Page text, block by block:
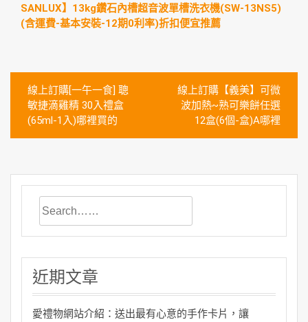
SANLUX】13kg鑽石內槽超音波單槽洗衣機(SW-13NS5)
(含運費-基本安裝-12期0利率)折扣便宜推薦
文
章
導
線上訂購[一午一食] 聰
敏捷滴雞精 30入禮盒
(65ml-1入)哪裡買的
線上訂購【義美】可微
波加熱~熟可樂餅任選
12盒(6個-盒)A哪裡
近期文章
愛禮物網站介紹：送出最有心意的手作卡片，讓